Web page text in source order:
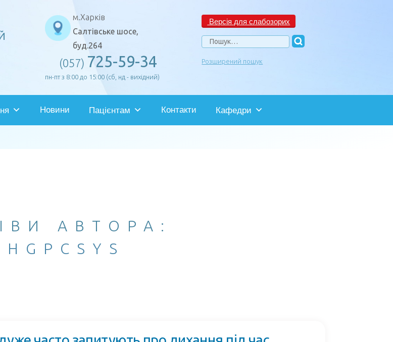
м.Харків
Салтівське шосе,
буд.264
(057) 725-59-34
пн-пт з 8:00 до 15:00 (сб, нд - вихідний)
Версія для слабозорих
Пошук:
Розширений пошук
Новини Пацієнтам Контакти Кафедри
АВТОРА:
HGPCSYS